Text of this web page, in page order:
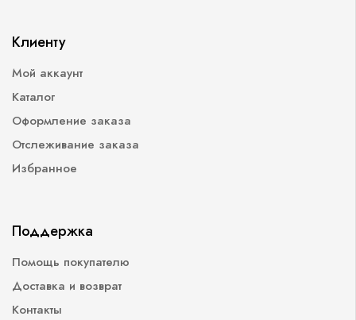
Клиенту
Мой аккаунт
Каталог
Оформление заказа
Отслеживание заказа
Избранное
Поддержка
Помощь покупателю
Доставка и возврат
Контакты